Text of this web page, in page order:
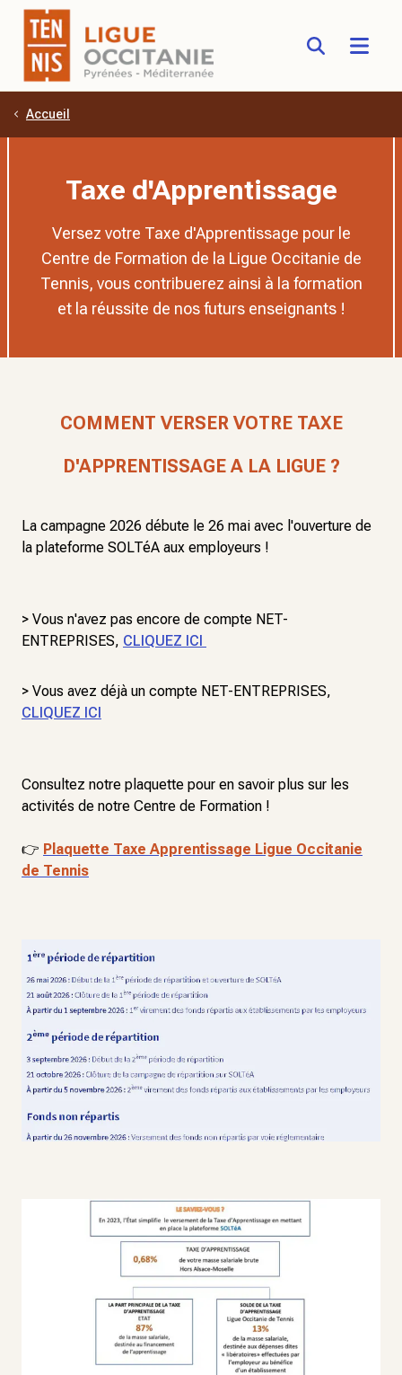
Aller au contenu principal
Accueil
Taxe d'Apprentissage
Versez votre Taxe d'Apprentissage pour le
Centre de Formation de la Ligue Occitanie de
Tennis, vous contribuerez ainsi à la formation
et la réussite de nos futurs enseignants !
COMMENT VERSER VOTRE TAXE
D'APPRENTISSAGE A LA LIGUE ?
La campagne 2026 débute le 26 mai avec l'ouverture de
la plateforme SOLTéA aux employeurs !
> Vous n'avez pas encore de compte NET-
ENTREPRISES, CLIQUEZ ICI
> Vous avez déjà un compte NET-ENTREPRISES,
CLIQUEZ ICI
Consultez notre plaquette pour en savoir plus sur les
activités de notre Centre de Formation !
👉 Plaquette Taxe Apprentissage Ligue Occitanie
de Tennis